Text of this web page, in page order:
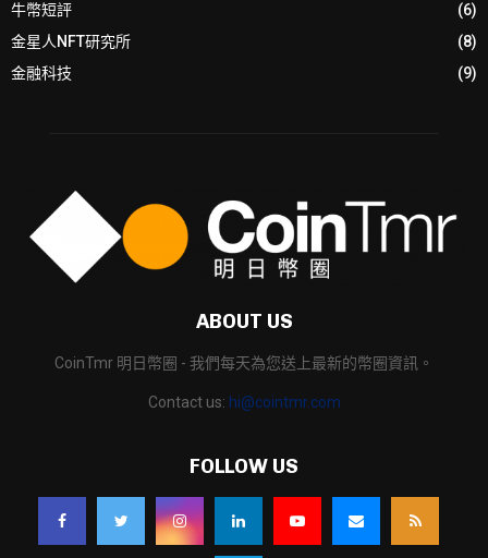
牛幣短評
(6)
金星人NFT研究所
(8)
金融科技
(9)
ABOUT US
CoinTmr 明日幣圈 - 我們每天為您送上最新的幣圈資訊。
Contact us: hi@cointmr.com
FOLLOW US